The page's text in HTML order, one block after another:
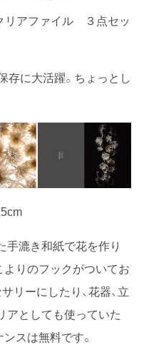
リアファイル ３点セッ
存に大活躍。ちょっとし
手漉き和紙で花を作り
よりのフックがついてお
リーにしたり、花器、立
アとしても使っていた
スは無料です。